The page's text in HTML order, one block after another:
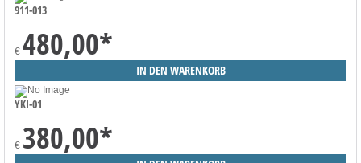
911-013
€ 480,00*
YKI-01
€ 380,00*